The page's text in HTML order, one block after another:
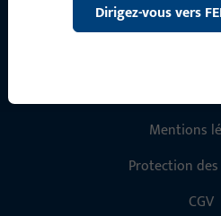
Dirigez-vous vers
Mentions
Protection
CGV